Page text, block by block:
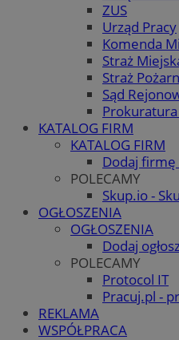
ZUS
Urząd Pracy
Komenda
Straż
Straż
Sąd
KATALOG FIRM
KATALOG FIRM
Dodaj firmę
POLECAMY
Skup.io -
OGŁOSZENIA
OGŁOSZENIA
Dodaj
POLECAMY
Protocol IT
Pracuj.pl -
REKLAMA
WSPÓŁPRACA